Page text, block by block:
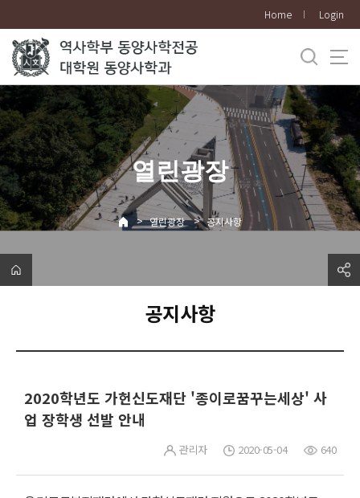
로
메
뉴
Home Login
열린광장
> 열린광장 > 공지사항
공지사항
2020학년도 가헌신도재단 '종이로꿈꾸는세상' 사
업 장학생 선발 안내
관리자 2020-05-04 640